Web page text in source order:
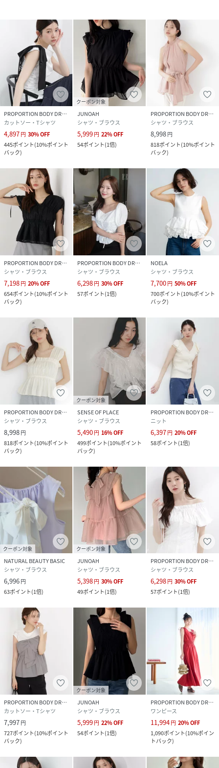
PROPORTION BODY DRESSING
カットソー・Tシャツ
4,897円 30%OFF
445ポイント(10%ポイント
バック)
クーポン対象
JUNOAH
シャツ・ブラウス
5,999円 22%OFF
54ポイント(1倍)
PROPORTION BODY DRESSING
シャツ・ブラウス
8,998円
818ポイント(10%ポイント
バック)
PROPORTION BODY DRESSING
シャツ・ブラウス
7,198円 20%OFF
654ポイント(10%ポイント
バック)
PROPORTION BODY DRESSING
シャツ・ブラウス
6,298円 30%OFF
57ポイント(1倍)
NOELA
シャツ・ブラウス
7,700円 50%OFF
700ポイント(10%ポイント
バック)
PROPORTION BODY DRESSING
シャツ・ブラウス
8,998円
818ポイント(10%ポイント
バック)
クーポン対象
SENSE OF PLACE
シャツ・ブラウス
5,490円 16%OFF
499ポイント(10%ポイント
バック)
PROPORTION BODY DRESSING
ニット
6,397円 20%OFF
58ポイント(1倍)
クーポン対象
NATURAL BEAUTY BASIC
シャツ・ブラウス
6,996円
63ポイント(1倍)
クーポン対象
JUNOAH
シャツ・ブラウス
5,398円 30%OFF
49ポイント(1倍)
PROPORTION BODY DRESSING
シャツ・ブラウス
6,298円 30%OFF
57ポイント(1倍)
PROPORTION BODY DRESSING
カットソー・Tシャツ
7,997円
727ポイント(10%ポイント
バック)
クーポン対象
JUNOAH
シャツ・ブラウス
5,999円 22%OFF
54ポイント(1倍)
PROPORTION BODY DRESSING
ワンピース
11,994円 20%OFF
1,090ポイント(10%ポイン
トバック)